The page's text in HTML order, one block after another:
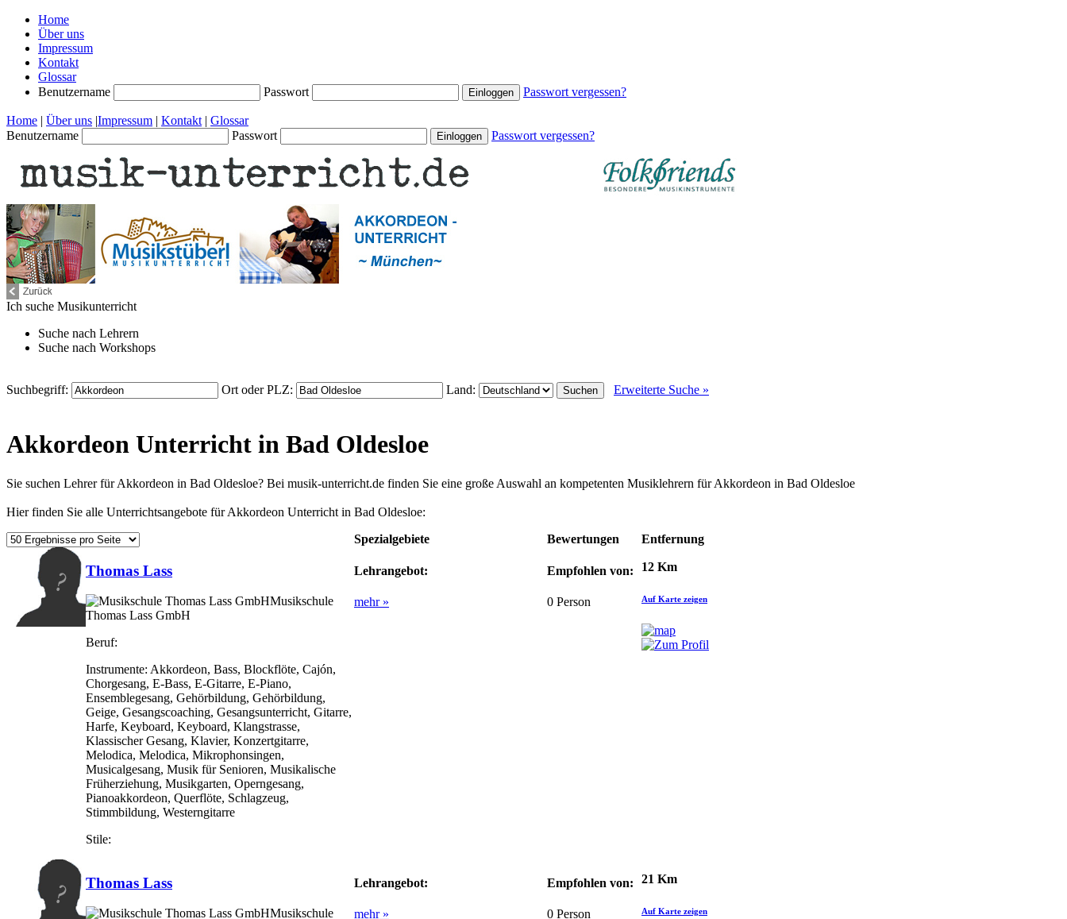
Home
Über uns
Impressum
Kontakt
Glossar
Benutzername
Passwort Passwort vergessen?
Home | Über uns |Impressum | Kontakt | Glossar
Benutzername
Passwort Passwort vergessen?
Ich suche Musikunterricht
Suche nach Lehrern
Suche nach Workshops
Suchbegriff: Ort oder PLZ: Land: Erweiterte Suche »
Akkordeon Unterricht in Bad Oldesloe
Sie suchen Lehrer für Akkordeon in Bad Oldesloe? Bei musik-unterricht.de finden Sie eine große Auswahl an kompetenten Musiklehrern für Akkordeon in Bad Oldesloe
Hier finden Sie alle Unterrichtsangebote für Akkordeon Unterricht in Bad Oldesloe:
Spezialgebiete
Bewertungen Entfernung
Thomas Lass
Musikschule
Thomas Lass GmbH
Beruf:
Instrumente: Akkordeon, Bass, Blockflöte, Cajón,
Chorgesang, E-Bass, E-Gitarre, E-Piano,
Ensemblegesang, Gehörbildung, Gehörbildung,
Geige, Gesangscoaching, Gesangsunterricht, Gitarre,
Harfe, Keyboard, Keyboard, Klangstrasse,
Klassischer Gesang, Klavier, Konzertgitarre,
Melodica, Melodica, Mikrophonsingen,
Musicalgesang, Musik für Senioren, Musikalische
Früherziehung, Musikgarten, Operngesang,
Pianoakkordeon, Querflöte, Schlagzeug,
Stimmbildung, Westerngitarre
Stile:
Lehrangebot:
mehr »
Empfohlen von:
0 Person
12 Km
Auf Karte zeigen
Thomas Lass
Musikschule
Lehrangebot:
mehr »
Empfohlen von:
0 Person
21 Km
Auf Karte zeigen